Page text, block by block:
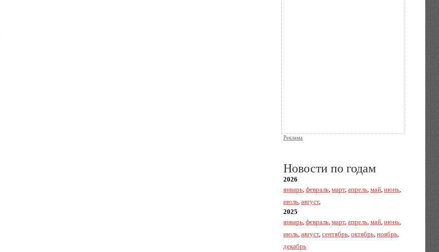
Реклама
Новости по годам
2026
январь,февраль,март,апрель,май,июнь,
июль,август,
2025
январь,февраль,март,апрель,май,июнь,
июль,август,сентябрь,октябрь,ноябрь,
декабрь